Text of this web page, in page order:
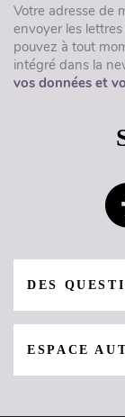
Votre adresse de
envoyer les
pouvez à tout
intégré dans la
vos données et
DES
ESPACE